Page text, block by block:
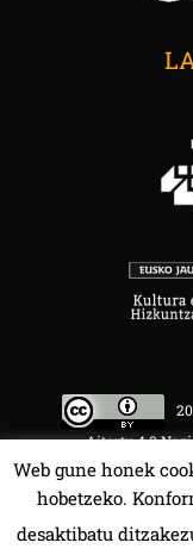
Aitortu 4.0
HALA
Web gune honek
hobetzeko.
desaktibatu